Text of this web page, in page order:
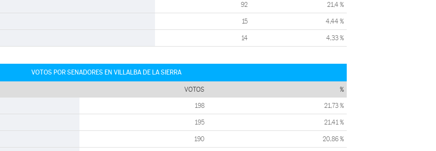
92 21,4 %
15 4,44 %
14 4,33 %
VOTOS POR SENADORES EN VILLALBA DE LA SIERRA
VOTOS %
198 21,73 %
195 21,41 %
190 20,86 %